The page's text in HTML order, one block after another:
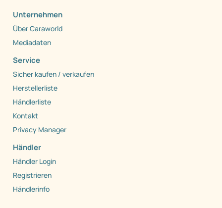
Unternehmen
Über Caraworld
Mediadaten
Service
Sicher kaufen / verkaufen
Herstellerliste
Händlerliste
Kontakt
Privacy Manager
Händler
Händler Login
Registrieren
Händlerinfo